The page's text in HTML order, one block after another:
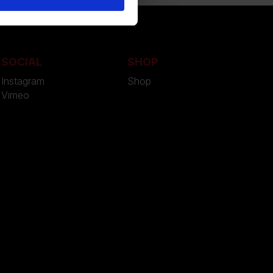
SOCIAL
Instagram
Vimeo
SHOP
Shop